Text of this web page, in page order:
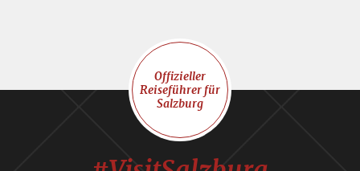
Offizieller
Reiseführer für
Salzburg